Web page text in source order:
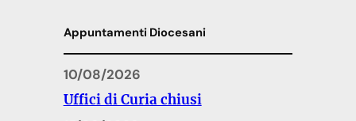
Appuntamenti Diocesani
10/08/2026
Uffici di Curia chiusi